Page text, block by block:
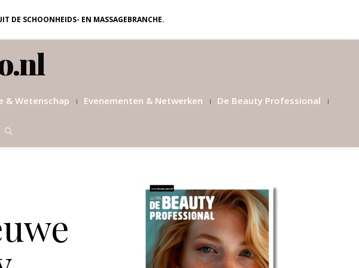
DE SCHOONHEIDS- EN MASSAGEBRANCHE.
& Wetenschap Evenementen & Netwerken De Beauty Professional